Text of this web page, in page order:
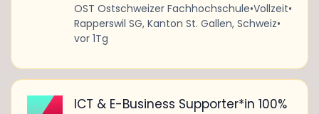
OST Ostschweizer Fachhochschule•Vollzeit•
Rapperswil SG, Kanton St. Gallen, Schweiz•
vor 1Tg
ICT & E-Business Supporter*in 100%